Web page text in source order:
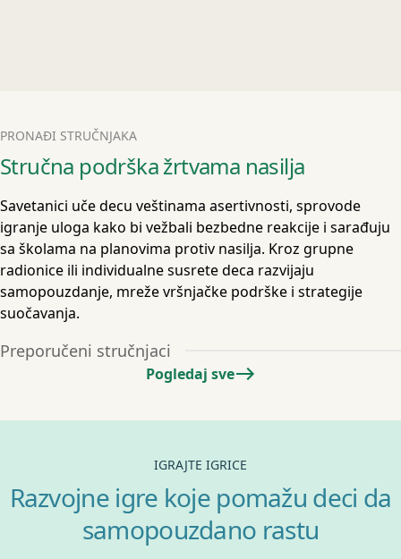
PRONAĐI STRUČNJAKA
Stručna podrška žrtvama nasilja
Savetanici uče decu veštinama asertivnosti, sprovode
igranje uloga kako bi vežbali bezbedne reakcije i sarađuju
sa školama na planovima protiv nasilja. Kroz grupne
radionice ili individualne susrete deca razvijaju
samopouzdanje, mreže vršnjačke podrške i strategije
suočavanja.
Preporučeni stručnjaci
Pogledaj sve
IGRAJTE IGRICE
Razvojne igre koje pomažu deci da
samopouzdano rastu